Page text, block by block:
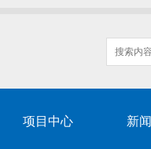
项目中心 新